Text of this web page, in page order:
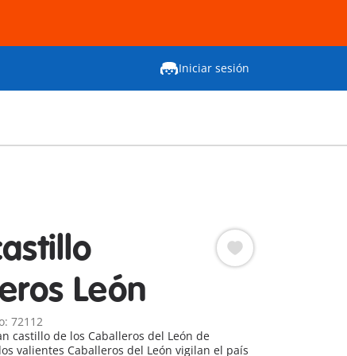
Iniciar sesión
León
72112
castillo de los Caballeros del León de